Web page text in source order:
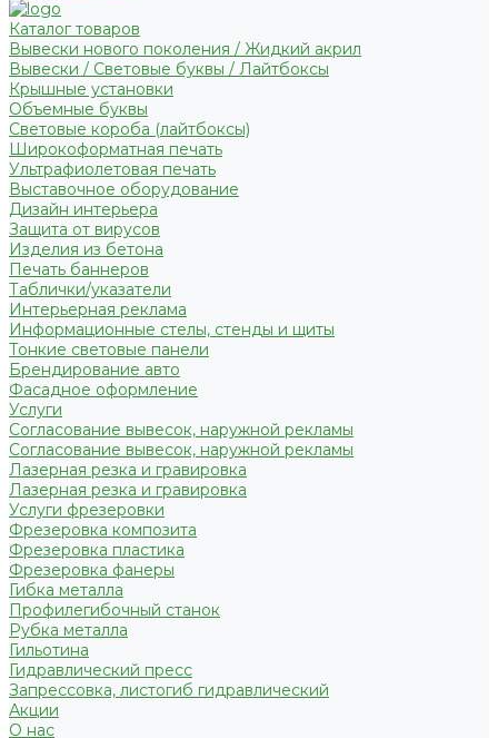
Каталог товаров
Вывески нового поколения / Жидкий акрил
Вывески / Световые буквы / Лайтбоксы
Крышные установки
Объемные буквы
Световые короба (лайтбоксы)
Широкоформатная печать
Ультрафиолетовая печать
Выставочное оборудование
Дизайн интерьера
Защита от вирусов
Изделия из бетона
Печать баннеров
Таблички/указатели
Интерьерная реклама
Информационные стелы, стенды и щиты
Тонкие световые панели
Брендирование авто
Фасадное оформление
Услуги
Согласование вывесок, наружной рекламы
Согласование вывесок, наружной рекламы
Лазерная резка и гравировка
Лазерная резка и гравировка
Услуги фрезеровки
Фрезеровка композита
Фрезеровка пластика
Фрезеровка фанеры
Гибка металла
Профилегибочный станок
Рубка металла
Гильотина
Гидравлический пресс
Запрессовка, листогиб гидравлический
Акции
О нас